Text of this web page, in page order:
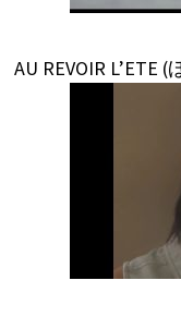
AU REVOIR L’ETE